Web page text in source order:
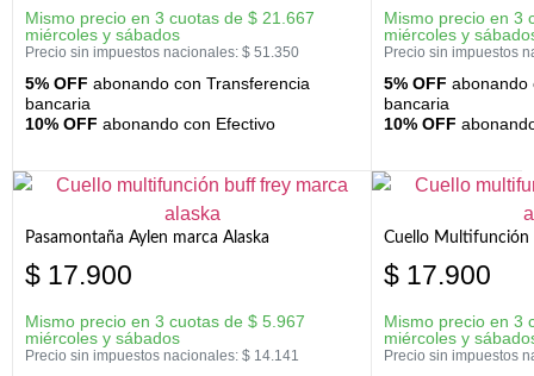
Mismo precio en 3 cuotas de $ 21.667
miércoles y sábados
Precio sin impuestos nacionales: $ 51.350
5% OFF abonando con Transferencia
bancaria
10% OFF abonando con Efectivo
Mismo precio en 3
miércoles y
Precio sin impuestos
5% OFF abonando
bancaria
10% OFF
Pasamontaña Aylen marca Alaska
$ 17.900
Mismo precio en 3 cuotas de $ 5.967
miércoles y sábados
Precio sin impuestos nacionales: $ 14.141
Cuello Multifunción
$ 17.900
Mismo precio en 3
miércoles y
Precio sin impuestos